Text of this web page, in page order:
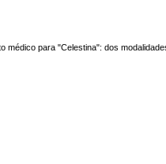
médico para "Celestina": dos